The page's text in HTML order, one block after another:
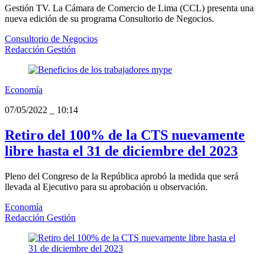
Gestión TV. La Cámara de Comercio de Lima (CCL) presenta una
nueva edición de su programa Consultorio de Negocios.
Consultorio de Negocios
Redacción Gestión
Economía
07/05/2022
10:14
Retiro del 100% de la CTS nuevamente
libre hasta el 31 de diciembre del 2023
Pleno del Congreso de la República aprobó la medida que será
llevada al Ejecutivo para su aprobación u observación.
Economía
Redacción Gestión